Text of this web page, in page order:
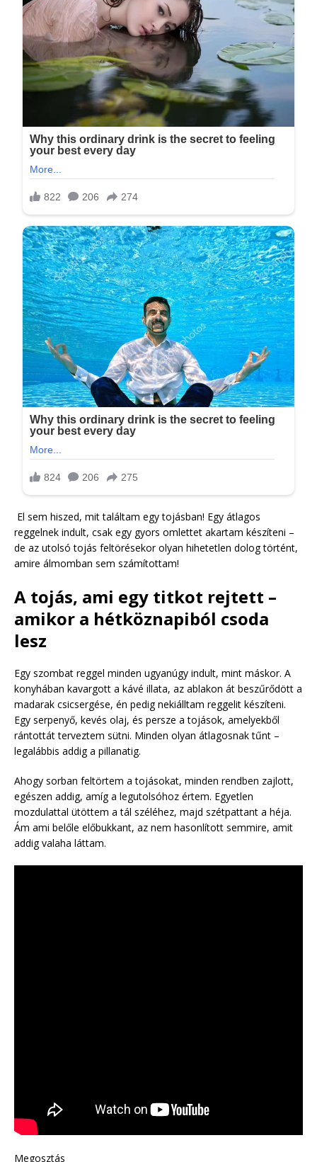
El sem hiszed, mit találtam egy tojásban! Egy átlagos
reggelnek indult, csak egy gyors omlettet akartam készíteni –
de az utolsó tojás feltörésekor olyan hihetetlen dolog történt,
amire álmomban sem számítottam!
A tojás, ami egy titkot rejtett –
amikor a hétköznapiból csoda
lesz
Egy szombat reggel minden ugyanúgy indult, mint máskor. A
konyhában kavargott a kávé illata, az ablakon át beszűrődött a
madarak csicsergése, én pedig nekiálltam reggelit készíteni.
Egy serpenyő, kevés olaj, és persze a tojások, amelyekből
rántottát terveztem sütni. Minden olyan átlagosnak tűnt –
legalábbis addig a pillanatig.
Ahogy sorban feltörtem a tojásokat, minden rendben zajlott,
egészen addig, amíg a legutolsóhoz értem. Egyetlen
mozdulattal ütöttem a tál széléhez, majd szétpattant a héja.
Ám ami belőle előbukkant, az nem hasonlított semmire, amit
addig valaha láttam.
Megosztás